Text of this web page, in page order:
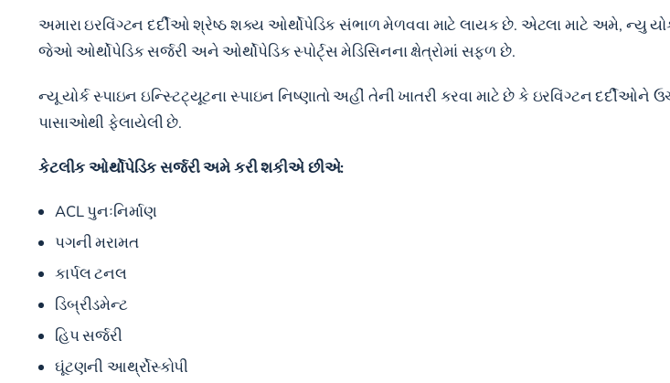
અમારા ઇરવિંગ્ટન દર્દીઓ શ્રેષ્ઠ શક્ય ઓર્થોપેડિક સંભાળ મેળવવા માટે લાયક છે. એટલા માટે અમે, ન્યુ
જેઓ ઓર્થોપેડિક સર્જરી અને ઓર્થોપેડિક સ્પોર્ટ્સ મેડિસિનના ક્ષેત્રોમાં સફળ છે.
ન્યૂ યોર્ક સ્પાઇન ઇન્સ્ટિટ્યૂટના સ્પાઇન નિષ્ણાતો અહીં તેની ખાતરી કરવા માટે છે કે ઇરવિંગ્ટન
પાસાઓથી ફેલાયેલી છે.
કેટલીક ઓર્થોપેડિક સર્જરી અમે કરી શકીએ છીએ:
ACL પુનઃનિર્માણ
પગની મરામત
કાર્પલ ટનલ
ડિબ્રીડમેન્ટ
હિપ સર્જરી
ઘૂંટણની આર્થ્રોસ્કોપી